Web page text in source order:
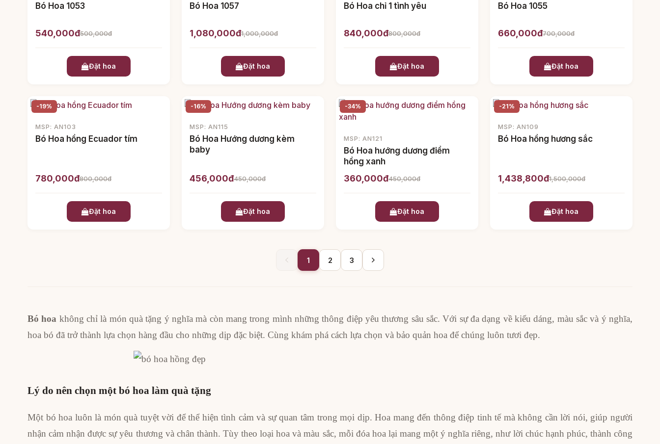
Bó Hoa 1053
540,000đ500,000đ
Đặt hoa
Bó Hoa 1057
1,080,000đ1,000,000đ
Đặt hoa
Bó Hoa chỉ 1 tình yêu
840,000đ800,000đ
Đặt hoa
Bó Hoa 1055
660,000đ700,000đ
Đặt hoa
-19%
MSP: AN103
Bó Hoa hồng Ecuador tím
780,000đ800,000đ
Đặt hoa
-16%
MSP: AN115
Bó Hoa Hướng dương kèm
baby
456,000đ450,000đ
Đặt hoa
-34%
MSP: AN121
Bó Hoa hướng dương điểm
hồng xanh
360,000đ450,000đ
Đặt hoa
-21%
MSP: AN109
Bó Hoa hồng hương sắc
1,438,800đ1,500,000đ
Đặt hoa
1 2 3
Bó hoa không chỉ là món quà tặng ý nghĩa mà còn mang trong mình những thông điệp yêu thương sâu sắc. Với sự đa dạng về kiểu dáng, màu sắc và ý nghĩa,
hoa bó đã trở thành lựa chọn hàng đầu cho những dịp đặc biệt. Cùng khám phá cách lựa chọn và bảo quản hoa để chúng luôn tươi đẹp.
Lý do nên chọn một bó hoa làm quà tặng
Một bó hoa luôn là món quà tuyệt vời để thể hiện tình cảm và sự quan tâm trong mọi dịp. Hoa mang đến thông điệp tinh tế mà không cần lời nói, giúp người
nhận cảm nhận được sự yêu thương và chân thành. Tùy theo loại hoa và màu sắc, mỗi đóa hoa lại mang một ý nghĩa riêng, như lời chúc hạnh phúc, thành công